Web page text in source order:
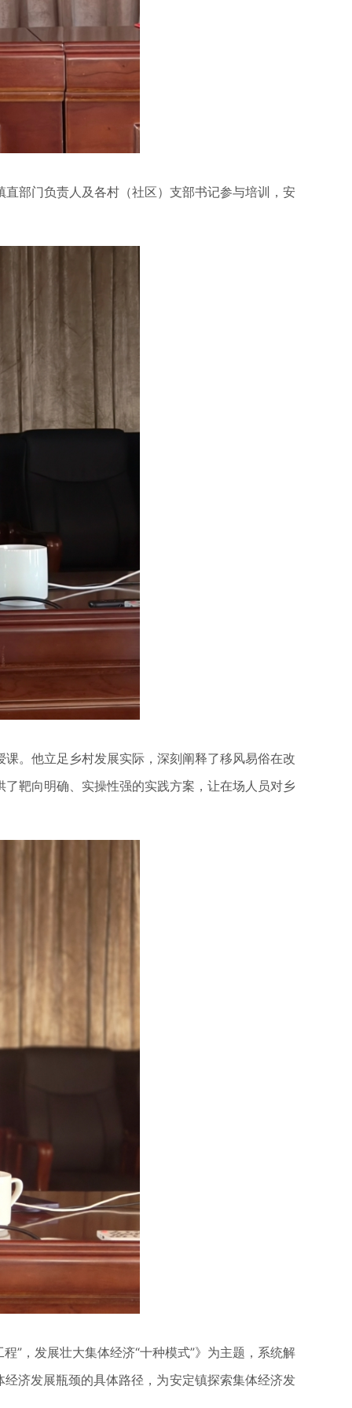
部门负责人及各村（社区）支部书记参与培训，安
。他立足乡村发展实际，深刻阐释了移风易俗在改
靶向明确、实操性强的实践方案，让在场人员对乡
，发展壮大集体经济“十种模式”》为主题，系统解
济发展瓶颈的具体路径，为安定镇探索集体经济发